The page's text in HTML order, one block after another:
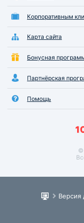
Корпоративным
Карта сайта
Бонусная
Партнёрская
Помощь
©
Версия